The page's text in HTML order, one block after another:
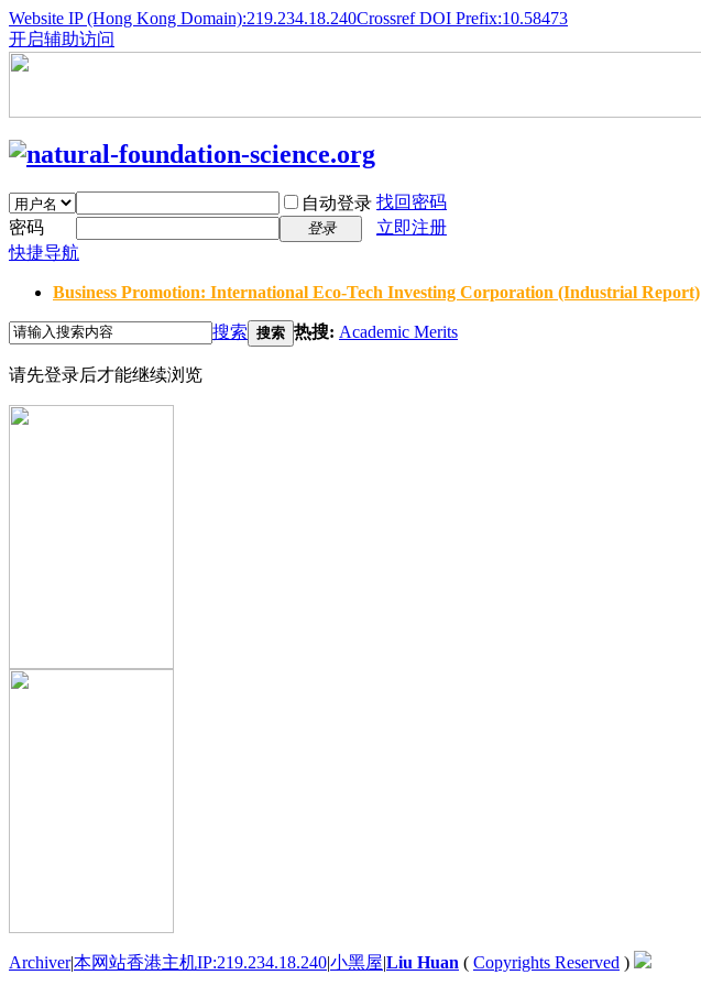
Website IP (Hong Kong Domain):219.234.18.240Crossref DOI Prefix:10.58473
开启辅助访问
自动登录 找回密码
密码
登录
立即注册
快捷导航
Business Promotion: International Eco-Tech Investing Corporation (Industrial Report)
搜索 搜索 热搜: Academic Merits
请先登录后才能继续浏览
Archiver|本网站香港主机IP:219.234.18.240|小黑屋|Liu Huan ( Copyrights Reserved )